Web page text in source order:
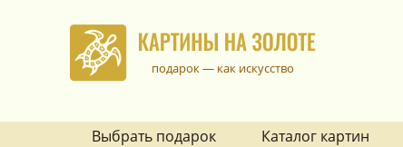
подарок — как искусство
Выбрать подарок Каталог картин